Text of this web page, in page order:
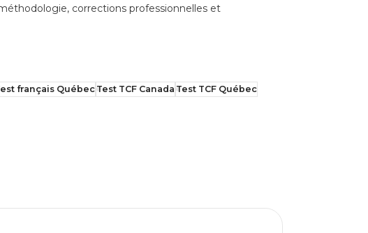
corrections professionnelles et
français QuébecTest TCF Canada Test TCF Québec